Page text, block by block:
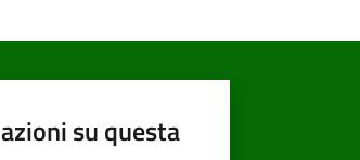
su questa